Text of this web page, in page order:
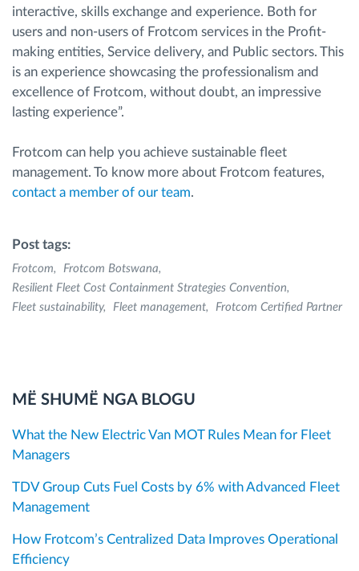
interactive, skills exchange and experience. Both for
users and non-users of Frotcom services in the Profit-
making entities, Service delivery, and Public sectors. This
is an experience showcasing the professionalism and
excellence of Frotcom, without doubt, an impressive
lasting experience”.
Frotcom can help you achieve sustainable fleet
management. To know more about Frotcom features,
contact a member of our team.
Post tags:
Frotcom
Frotcom Botswana
Resilient Fleet Cost Containment Strategies Convention
Fleet sustainability
Fleet management Frotcom Certified Partner
MË SHUMË NGA BLOGU
What the New Electric Van MOT Rules Mean for Fleet
Managers
TDV Group Cuts Fuel Costs by 6% with Advanced Fleet
Management
How Frotcom’s Centralized Data Improves Operational
Efficiency